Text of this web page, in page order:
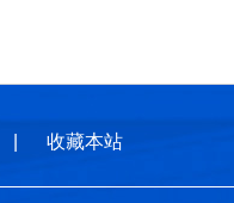
收藏本站